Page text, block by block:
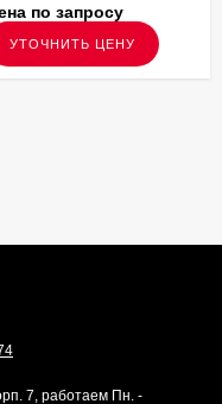
по запросу
УТОЧНИТЬ ЦЕНУ
7, работаем Пн. -